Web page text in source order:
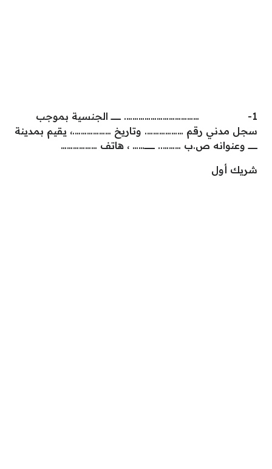
1- ………………………………. ــــــــــــــــ الجنسية بموجب
سجل مدني رقم ………………. وتاريخ ……………….، يقيم بمدينة
ـــــــــــــــ وعنوانه ص.ب ……….. ـــــــــــــــــ…… ، هاتف ………………
شريك أول